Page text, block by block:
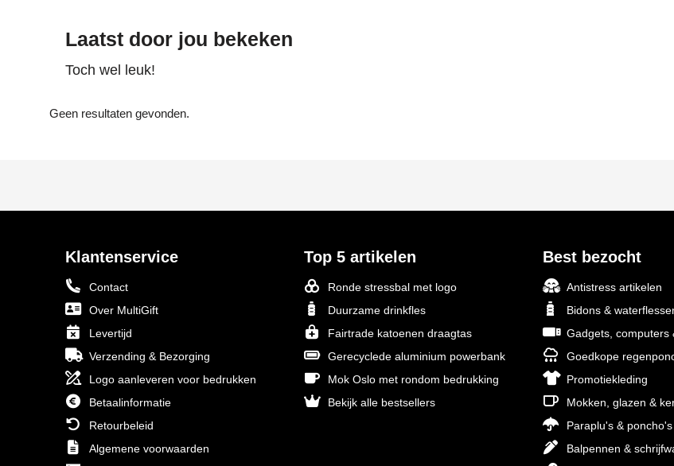
Laatst door jou bekeken
Toch wel leuk!
Geen resultaten gevonden.
Klantenservice
Contact
Over MultiGift
Levertijd
Verzending & Bezorging
Logo aanleveren voor bedrukken
Betaalinformatie
Retourbeleid
Algemene voorwaarden
Top 5 artikelen
Ronde stressbal met logo
Duurzame drinkfles
Fairtrade katoenen draagtas
Gerecyclede aluminium powerbank
Mok Oslo met rondom bedrukking
Bekijk alle bestsellers
Best bezocht
Antistress artikelen
Bidons &
Gadgets, computers
Goedkope
Promotiekleding
Mokken, glazen &
Paraplu's & poncho's
Balpennen &